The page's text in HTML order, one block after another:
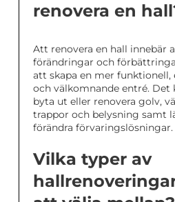
renovera en
Att renovera en hall innebär
förändringar och
att skapa en mer
och välkomnande entré. Det
byta ut eller renovera golv,
trappor och belysning samt
förändra förvaringslösningar.
Vilka typer av